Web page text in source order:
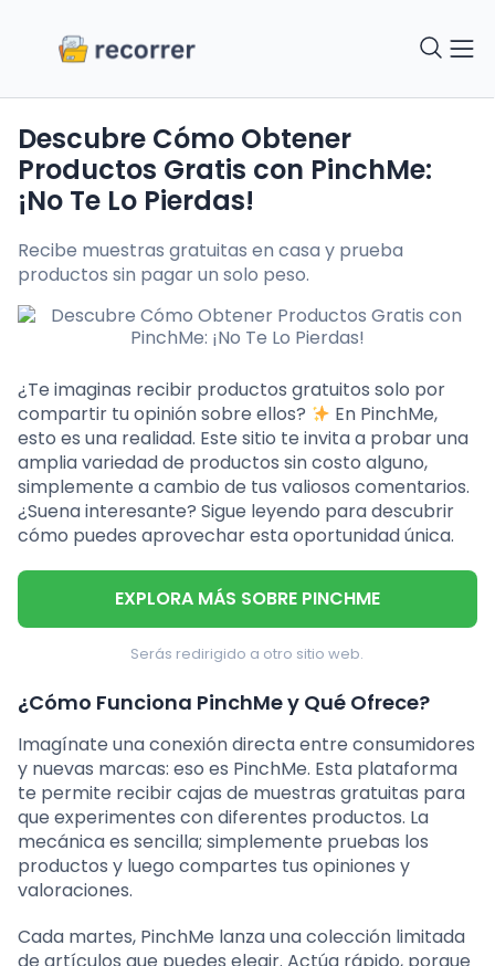
Descubre Cómo Obtener
Productos Gratis con PinchMe:
¡No Te Lo Pierdas!
Recibe muestras gratuitas en casa y prueba
productos sin pagar un solo peso.
¿Te imaginas recibir productos gratuitos solo por
compartir tu opinión sobre ellos?
En PinchMe,
esto es una realidad. Este sitio te invita a probar una
amplia variedad de productos sin costo alguno,
simplemente a cambio de tus valiosos comentarios.
¿Suena interesante? Sigue leyendo para descubrir
cómo puedes aprovechar esta oportunidad única.
EXPLORA MÁS SOBRE PINCHME
Serás redirigido a otro sitio web.
¿Cómo Funciona PinchMe y Qué Ofrece?
Imagínate una conexión directa entre consumidores
y nuevas marcas: eso es PinchMe. Esta plataforma
te permite recibir cajas de muestras gratuitas para
que experimentes con diferentes productos. La
mecánica es sencilla; simplemente pruebas los
productos y luego compartes tus opiniones y
valoraciones.
Cada martes, PinchMe lanza una colección limitada